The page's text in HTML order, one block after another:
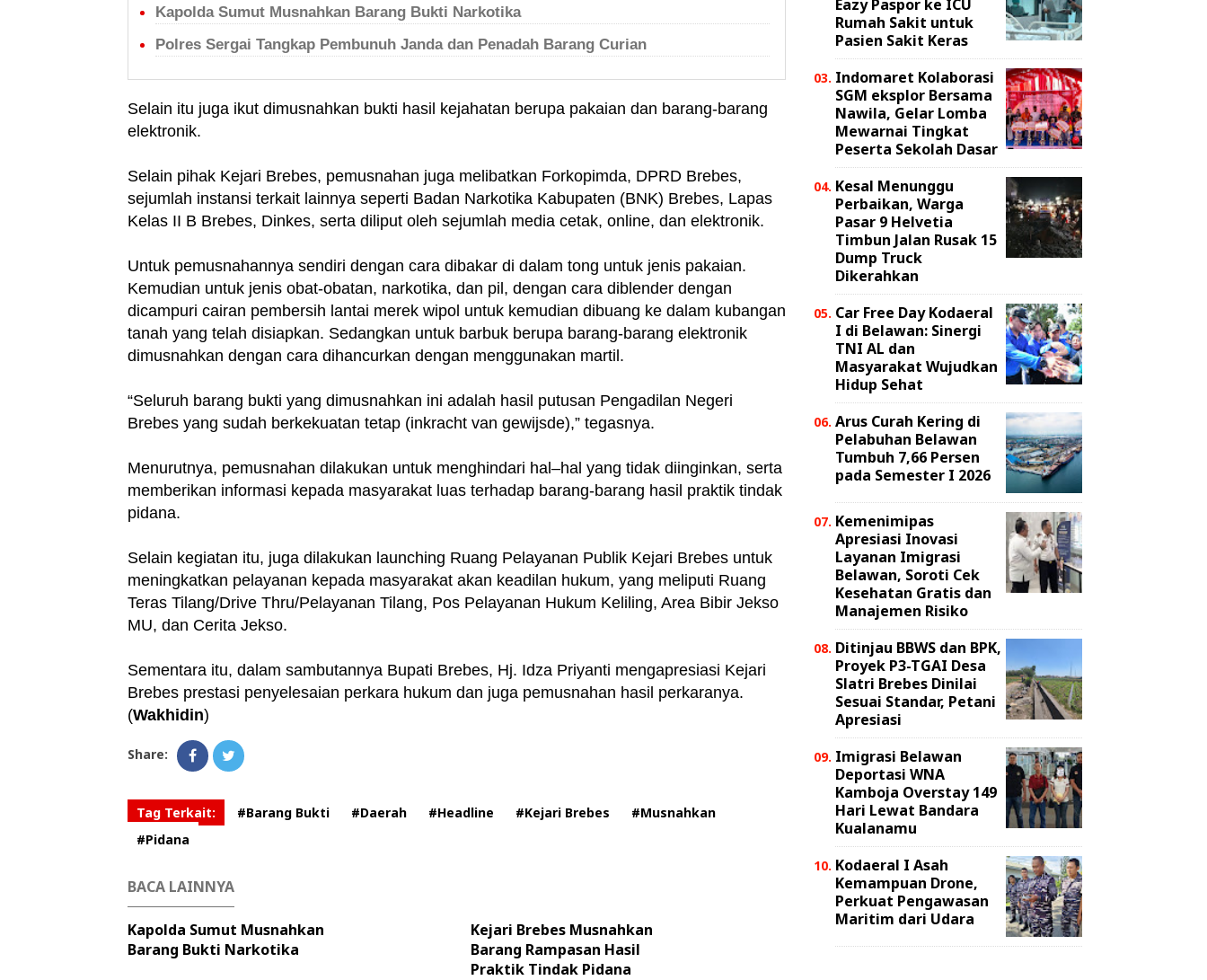
Kapolda Sumut Musnahkan Barang Bukti Narkotika
Polres Sergai Tangkap Pembunuh Janda dan Penadah Barang Curian
Selain itu juga ikut dimusnahkan bukti hasil kejahatan berupa pakaian dan barang-barang
elektronik.
Selain pihak Kejari Brebes, pemusnahan juga melibatkan Forkopimda, DPRD Brebes,
sejumlah instansi terkait lainnya seperti Badan Narkotika Kabupaten (BNK) Brebes, Lapas
Kelas II B Brebes, Dinkes, serta diliput oleh sejumlah media cetak, online, dan elektronik.
Untuk pemusnahannya sendiri dengan cara dibakar di dalam tong untuk jenis pakaian.
Kemudian untuk jenis obat-obatan, narkotika, dan pil, dengan cara diblender dengan
dicampuri cairan pembersih lantai merek wipol untuk kemudian dibuang ke dalam kubangan
tanah yang telah disiapkan. Sedangkan untuk barbuk berupa barang-barang elektronik
dimusnahkan dengan cara dihancurkan dengan menggunakan martil.
“Seluruh barang bukti yang dimusnahkan ini adalah hasil putusan Pengadilan Negeri
Brebes yang sudah berkekuatan tetap (inkracht van gewijsde),” tegasnya.
Menurutnya, pemusnahan dilakukan untuk menghindari hal–hal yang tidak diinginkan, serta
memberikan informasi kepada masyarakat luas terhadap barang-barang hasil praktik tindak
pidana.
Selain kegiatan itu, juga dilakukan launching Ruang Pelayanan Publik Kejari Brebes untuk
meningkatkan pelayanan kepada masyarakat akan keadilan hukum, yang meliputi Ruang
Teras Tilang/Drive Thru/Pelayanan Tilang, Pos Pelayanan Hukum Keliling, Area Bibir Jekso
MU, dan Cerita Jekso.
Sementara itu, dalam sambutannya Bupati Brebes, Hj. Idza Priyanti mengapresiasi Kejari
Brebes prestasi penyelesaian perkara hukum dan juga pemusnahan hasil perkaranya.
(Wakhidin)
Share:
Tag Terkait: #Barang Bukti #Daerah #Headline #Kejari Brebes
#Musnahkan
#Pidana
BACA LAINNYA
Kapolda Sumut Musnahkan
Barang Bukti Narkotika
Kejari Brebes Musnahkan
Barang Rampasan Hasil
Praktik Tindak Pidana
Eazy Paspor ke ICU
Rumah Sakit untuk
Pasien Sakit Keras
Indomaret Kolaborasi
SGM eksplor Bersama
Nawila, Gelar Lomba
Mewarnai Tingkat
Peserta Sekolah Dasar
Kesal Menunggu
Perbaikan, Warga
Pasar 9 Helvetia
Timbun Jalan Rusak 15
Dump Truck
Dikerahkan
Car Free Day Kodaeral
I di Belawan: Sinergi
TNI AL dan
Masyarakat Wujudkan
Hidup Sehat
Arus Curah Kering di
Pelabuhan Belawan
Tumbuh 7,66 Persen
pada Semester I 2026
Kemenimipas
Apresiasi Inovasi
Layanan Imigrasi
Belawan, Soroti Cek
Kesehatan Gratis dan
Manajemen Risiko
Ditinjau BBWS dan BPK,
Proyek P3-TGAI Desa
Slatri Brebes Dinilai
Sesuai Standar, Petani
Apresiasi
Imigrasi Belawan
Deportasi WNA
Kamboja Overstay 149
Hari Lewat Bandara
Kualanamu
Kodaeral I Asah
Kemampuan Drone,
Perkuat Pengawasan
Maritim dari Udara